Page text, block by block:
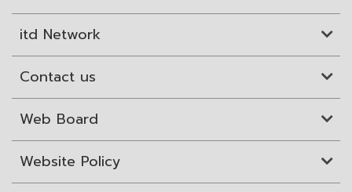
itd Network
Contact us
Web Board
Website Policy